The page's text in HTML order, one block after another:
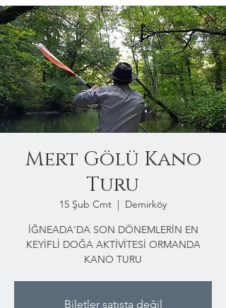
Mert Gölü Kano
Turu
15 Şub Cmt
  |
Demirköy
İĞNEADA'DA SON DÖNEMLERİN EN
KEYİFLİ DOĞA AKTİVİTESİ ORMANDA
KANO TURU
Biletler satışta değil